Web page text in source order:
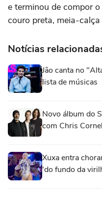
e terminou de compor
couro preta, meia-
Notícias
Jão canta no
lista de músicas
Novo álbum do
com Chris
Xuxa entra
'do fundo da